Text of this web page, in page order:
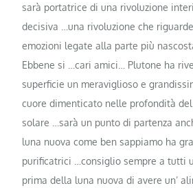
sarà portatrice di una rivoluzione
decisiva …una rivoluzione che
emozioni legate alla parte più
Ebbene si …cari amici… Plutone ha
superficie un meraviglioso e
cuore dimenticato nelle profondità
solare …sarà un punto di partenza
luna nuova come ben sappiamo ha
purificatrici …consiglio sempre a tutti
prima della luna nuova di avere un’